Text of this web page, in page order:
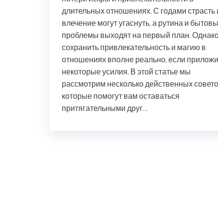
длительных отношениях. С годами страсть
влечение могут угаснуть, а рутина и
проблемы выходят на первый план.
сохранить привлекательность и магию в
отношениях вполне реально, если
некоторые усилия. В этой статье мы
рассмотрим несколько действенных
которые помогут вам оставаться
притягательными друг…